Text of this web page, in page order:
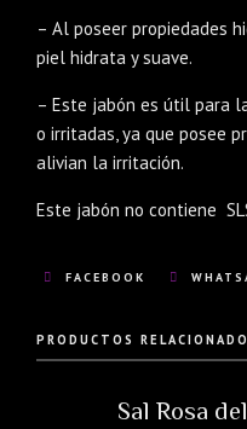
– Al poseer propiedades
piel hidrata y suave.
– Este jabón es útil para
o irritadas, ya que posee
alivian la irritación.
Este jabón no contiene
FACEBOOK
PRODUCTOS
Sal Rosa